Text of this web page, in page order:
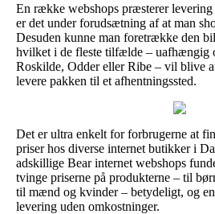
En række webshops præsterer
er det under forudsætning af at man
Desuden kunne man foretrække den
hvilket i de fleste tilfælde – uafhængig
Roskilde, Odder eller Ribe – vil blive
levere pakken til et afhentningssted.
Det er ultra enkelt for forbrugerne at
priser hos diverse internet butikker i
adskillige Bear internet webshops
tvinge priserne på produkterne – til
til mænd og kvinder – betydeligt, og
levering uden omkostninger.